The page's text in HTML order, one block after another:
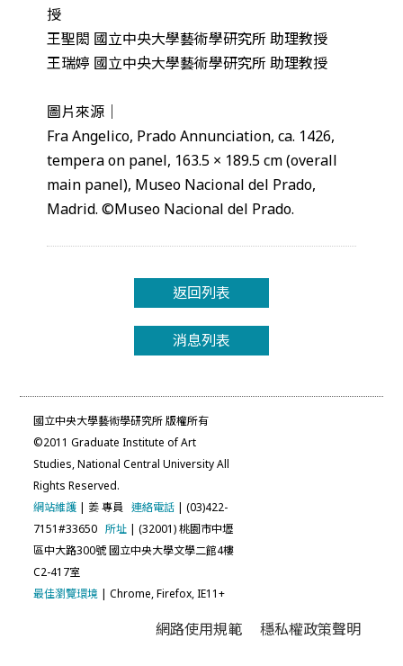
授
王聖閎 國立中央大學藝術學研究所 助理教授
王瑞婷 國立中央大學藝術學研究所 助理教授
圖片來源｜
Fra Angelico, Prado Annunciation, ca. 1426,
tempera on panel, 163.5 × 189.5 cm (overall
main panel), Museo Nacional del Prado,
Madrid. ©Museo Nacional del Prado.
返回列表
消息列表
國立中央大學藝術學研究所 版權所有
©2011 Graduate Institute of Art
Studies, National Central University All
Rights Reserved.
網站維護 | 姜專員連絡電話 | (03)422-
7151#33650所址 | (32001) 桃園市中壢
區中大路300號 國立中央大學文學二館4樓
C2-417室
最佳瀏覽環境 | Chrome, Firefox, IE11+
網路使用規範 穩私權政策聲明